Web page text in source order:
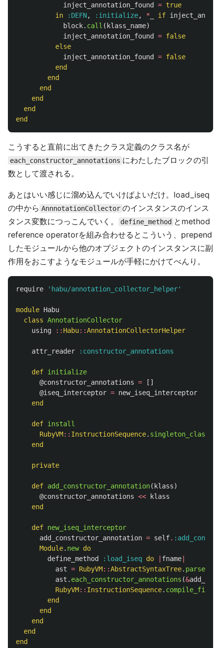
inject_annotation_found
= true
in
:DEFN, :initialize, * if
block. call ( klass_name)
inject_annotation_found
= false
else
inject_annotation_found
= false
end
end
end
end
end
end
こうすると直前に出てきたクラス定義のクラス名が
each_constructor_annotations にわたしたブロックの引
数として渡される。
あとはいい感じに溜め込んでいけばよいだけ。load_iseq
の中から AnnnotationCollector のインスタンスのインス
タンス変数につっこんでいく。
define_method とmethod
reference operatorを組み合わせるとこういう、prepend
したモジュールから他のオブジェクトのインスタンスに副
作用をおこすようなモジュールが手軽にかけてべんり。
require 'habu/annotation_collector_helper'
module Habu
class AnnotationCollector
using
:: Habu::AnnotationCollectorHelper
attr_reader :constructor_annotations
def initialize
@constructor_annotations =
[]
@iseq_interceptor = new_iseq_interceptor
end
def install
RubyVM:: InstructionSequence. singleton_class
end
private
def add_constructor_annotation( klass)
@constructor_annotations <<
klass
end
def new_iseq_interceptor
add_constructor_annotation = self.
Module. new do
define_method
:load_iseq do fname
ast = RubyVM::AbstractSyntaxTree.
ast . each_constructor_annotations (&
RubyVM:: InstructionSequence. compile_file
end
end
end
end
end